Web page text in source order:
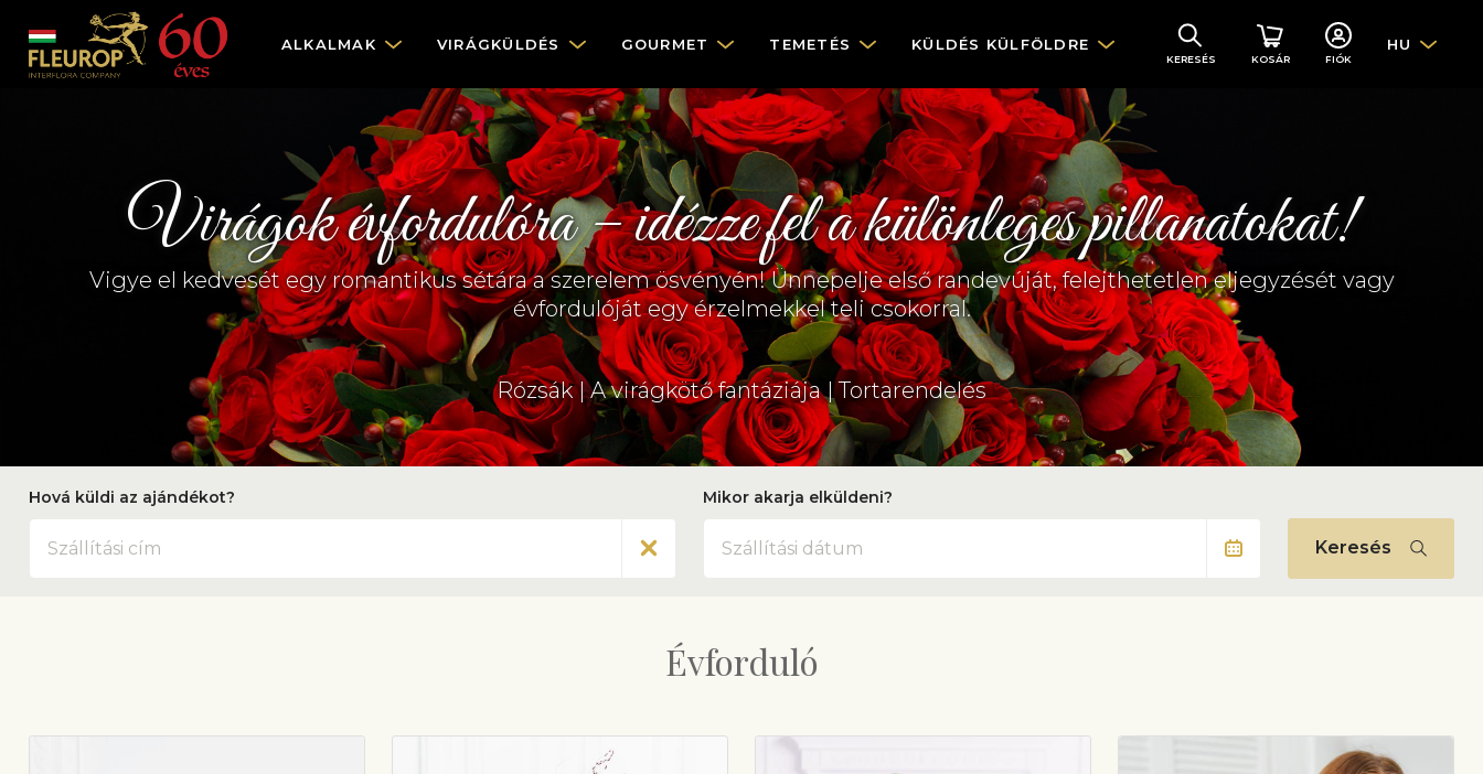
ALKALMAK VIRÁGKÜLDÉS GOURMET TEMETÉS KÜLDÉS KÜLFÖLDRE
KERESÉS KOSÁR FIÓK
HU
Virágok évfordulóra – idézze fel a különleges pillanatokat!
Vigye el kedvesét egy romantikus sétára a szerelem ösvényén! Ünnepelje első randevúját, felejthetetlen eljegyzését vagy
évfordulóját egy érzelmekkel teli csokorral.
Rózsák|A virágkötő fantáziája|Tortarendelés
Hová küldi az ajándékot?
Mikor akarja elküldeni?
Keresés
Évforduló